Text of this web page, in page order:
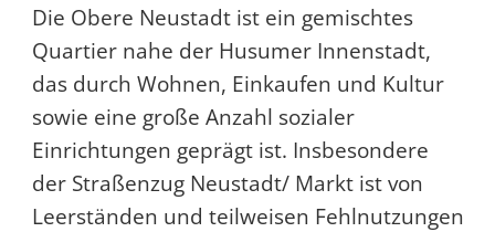
Die Obere Neustadt ist ein gemischtes
Quartier nahe der Husumer Innenstadt,
das durch Wohnen, Einkaufen und Kultur
sowie eine große Anzahl sozialer
Einrichtungen geprägt ist. Insbesondere
der Straßenzug Neustadt/ Markt ist von
Leerständen und teilweisen Fehlnutzungen